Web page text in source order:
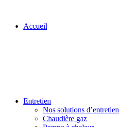
Accueil
Entretien
Nos solutions d’entretien
Chaudière gaz